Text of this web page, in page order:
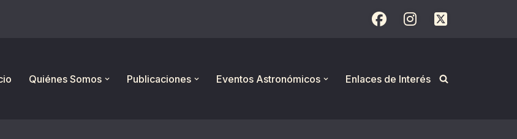
Quiénes Somos Publicaciones Eventos Astronómicos Enlaces de Interés